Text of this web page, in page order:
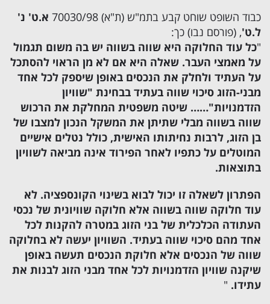
כבוד השופט שוחט קבע בתמ"ש (ת"א) 70030/98
א.ט' נ'
ל.ט', (פורסם נבו) כך:
"כל עוד החלוקה היא שווה בשווה יש בה משום תגמול
על מאמצי העבר. שאלה היא אם לא מן הראוי להסתכל
על העתיד ולחלק את הנכסים באופן שיספק לכל אחד
מבני-הזוג סיכוי שווה בעתיד בבחינת "שוויון
הזדמנויות"…… שיטה משפטית המחלקת את הרכוש
שווה בשווה מבלי שתיתן את המשקל הנכון למצבו של
בן הזוג, לרבות נחיתותו האישית, כולל נטלים אישיים
המוטלים על כתפיו לאחר הפירוד אינה מביאה לשוויון
בתוצאות.
הפתרון לשאלה זו יכול לבוא בשינוי הקונספציה. לא
עוד חלוקה שווה בשווה אלא חלוקה שוויונית של נכסי
העתודה הכלכלית של בני הזוג במטרה להקנות לכל
אחד מהם סיכוי שווה בעתיד. השוויון יעשה לא בחלוקה
שווה של הנכסים אלא חלוקת הנכסים תעשה באופן
שיקנה שוויון הזדמנויות לכל אחד מבני הזוג לבנות את
עתידו. "